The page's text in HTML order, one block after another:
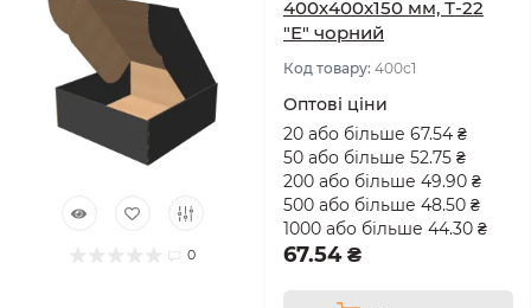
0
400х400х150 мм, Т-22
"Е" чорний
Код товару: 400с1
Оптові ціни
20 або більше 67.54 ₴
50 або більше 52.75 ₴
200 або більше 49.90 ₴
500 або більше 48.50 ₴
1000 або більше 44.30 ₴
67.54 ₴